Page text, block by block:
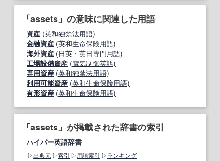
「assets」の意味に関連した用語
資産 (英和独禁法用語)
金融資産 (英和生命保険用語)
海外資産 (日英・英日専門用語)
工場設備資産 (電気制御英語)
専用資産 (英和独禁法用語)
利用可能資産 (英和生命保険用語)
有形資産 (英和生命保険用語)
「assets」が掲載された辞書の索引
ハイパー英語辞書
出典元 索引 用語索引 ランキング